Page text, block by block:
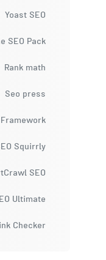
Yoast SEO
SEO Pack
Rank math
Seo press
Squirrly
SEO
Ultimate
Checker